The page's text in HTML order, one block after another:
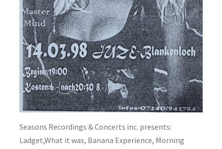
Seasons Recordings & Concerts inc. presents:
Ladget,What it was, Banana Experience, Morning